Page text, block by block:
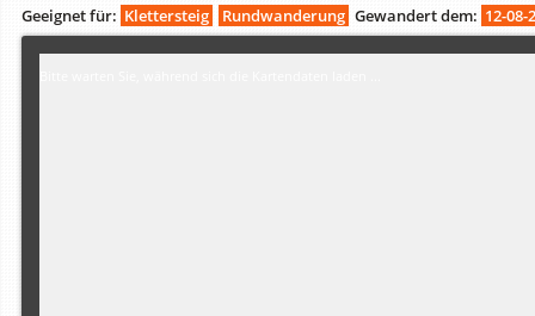
Geeignet für: Klettersteig Rundwanderung Gewandert dem: 12-08-